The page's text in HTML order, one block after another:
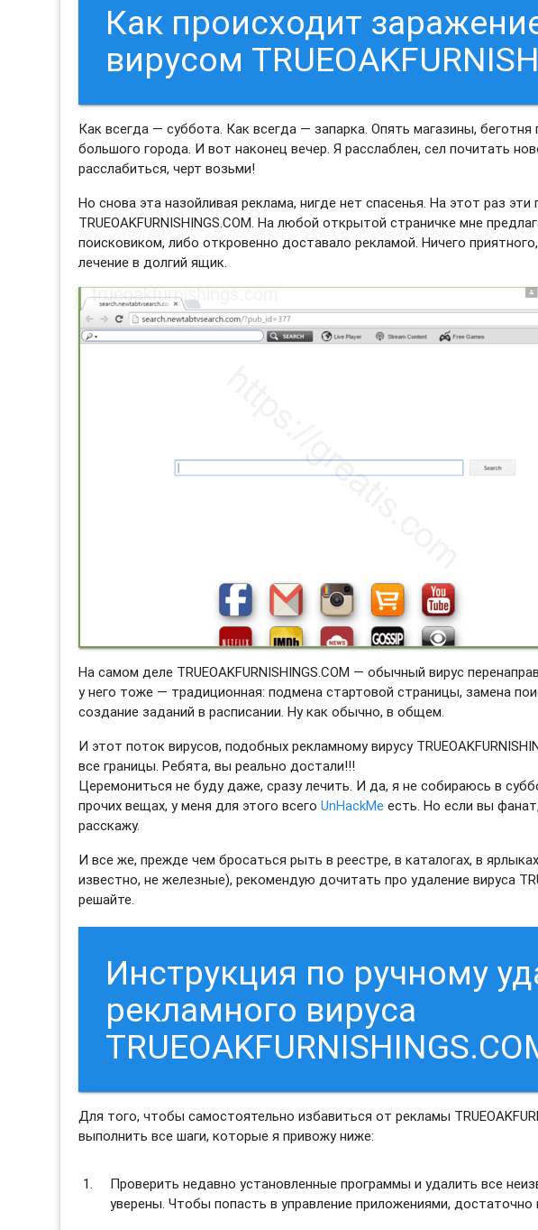
Как происходит
вирусом
Как всегда — суббота. Как всегда — запарка. Опять магазины, беготня
большого города. И вот наконец вечер. Я расслаблен, сел почитать
расслабиться, черт возьми!
Но снова эта назойливая реклама, нигде нет спасенья. На этот раз
TRUEOAKFURNISHINGS.COM. На любой открытой страничке мне
поисковиком, либо откровенно доставало рекламой. Ничего
лечение в долгий ящик.
На самом деле TRUEOAKFURNISHINGS.COM — обычный вирус
у него тоже — традиционная: подмена стартовой страницы, замена
создание заданий в расписании. Ну как обычно, в общем.
И этот поток вирусов, подобных рекламному вирусу
все границы. Ребята, вы реально достали!!!
Церемониться не буду даже, сразу лечить. И да, я не собираюсь в
прочих вещах, у меня для этого всегоUnHackMe есть. Но если вы
расскажу.
И все же, прежде чем бросаться рыть в реестре, в каталогах, в
известно, не железные), рекомендую дочитать про удаление вируса
решайте.
Инструкция по ручному
рекламного вируса
Для того, чтобы самостоятельно избавиться от рекламы
выполнить все шаги, которые я привожу ниже:
Проверить недавно установленные программы и удалить все
уверены. Чтобы попасть в управление приложениями,